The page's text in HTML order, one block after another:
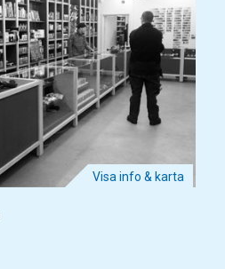
Visa info & karta